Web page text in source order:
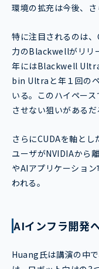
環境の拡充は今後、さ
特に注目されるのは
力のBlackwellがリリ
年にはBlackwell
bin Ultraと年１回の
いる。このハイペー
させない狙いがあるだ
さらにCUDAを軸とし
ユーザがNVIDIAから
やAIアプリケーショ
われる。
AIインフラ開発
Huang氏は講演の中